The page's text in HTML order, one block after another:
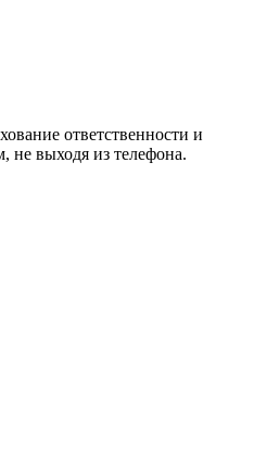
ответственности и
не выходя из телефона.